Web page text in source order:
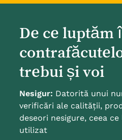
De ce luptăm
trebui și voi
Nesigur: Datorită unui
verificări ale calității,
deseori nesigure, ceea
utilizat